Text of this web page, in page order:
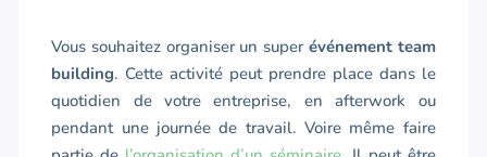
Vous souhaitez organiser un super événement team
building. Cette activité peut prendre place dans le
quotidien de votre entreprise, en afterwork ou
pendant une journée de travail. Voire même faire